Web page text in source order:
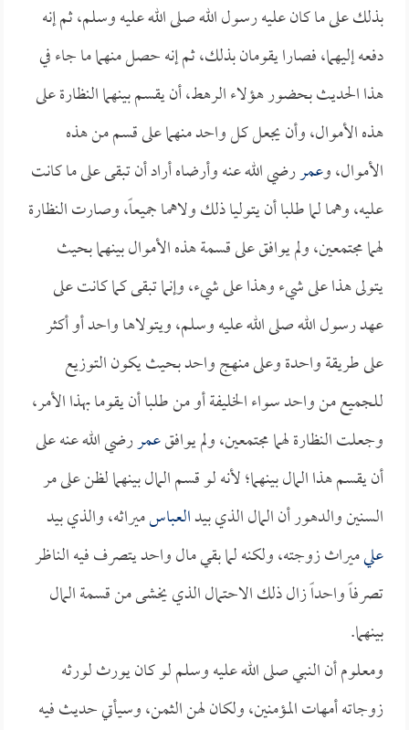
بذلك على ما كان عليه رسول الله صلى الله عليه وسلم، ثم إنه
دفعه إليهما، فصارا يقومان بذلك، ثم إنه حصل منهما ما جاء في
هذا الحديث بحضور هؤلاء الرهط، أن يقسم بينهما النظارة على
هذه الأموال، وأن يجعل كل واحد منهما على قسم من هذه
الأموال، وعمررضي الله عنه وأرضاه أراد أن تبقى على ما كانت
عليه، وهما لما طلبا أن يتوليا ذلك ولاهما جميعاً، وصارت النظارة
لهما مجتمعين، ولم يوافق على قسمة هذه الأموال بينهما بحيث
يتولى هذا على شيء وهذا على شيء، وإنما تبقى كما كانت على
عهد رسول الله صلى الله عليه وسلم، ويتولاها واحد أو أكثر
على طريقة واحدة وعلى منهج واحد بحيث يكون التوزيع
للجميع من واحد سواء الخليفة أو من طلبا أن يقوما بهذا الأمر،
وجعلت النظارة لهما مجتمعين، ولم يوافقعمررضي الله عنه على
أن يقسم هذا المال بينهما؛ لأنه لو قسم المال بينهما لظن على مر
السنين والدهور أن المال الذي بيدالعباسميراثه، والذي بيد
عليميراث زوجته، ولكنه لما بقي مال واحد يتصرف فيه الناظر
تصرفاً واحداً زال ذلك الاحتمال الذي يخشى من قسمة المال
بينهما.
ومعلوم أن النبي صلى الله عليه وسلم لو كان يورث لورثه
زوجاته أمهات المؤمنين، ولكان لهن الثمن، وسيأتي حديث فيه